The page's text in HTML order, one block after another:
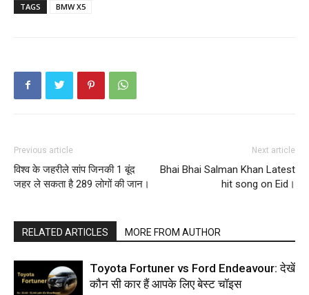
TAGS BMW X5
Previous article
विश्व के जहरीले सांप जिनकी 1 बूंद
जहर ले सकता है 289 लोगों की जान।
Next article
Bhai Bhai Salman Khan Latest
hit song on Eid।
RELATED ARTICLES MORE FROM AUTHOR
Toyota Fortuner vs Ford Endeavour: देखें
कौन सी कार हैं आपके लिए बेस्ट चॉइस